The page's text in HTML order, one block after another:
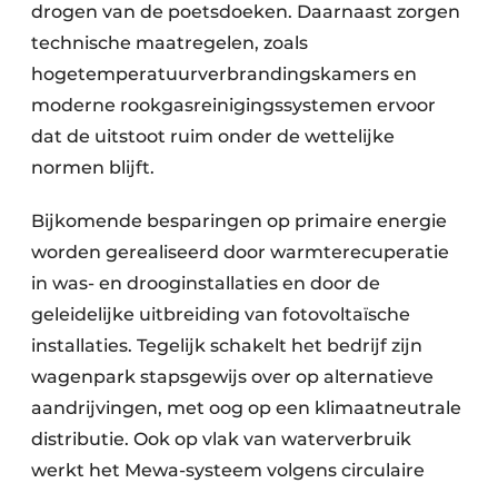
drogen van de poetsdoeken. Daarnaast zorgen
technische maatregelen, zoals
hogetemperatuurverbrandingskamers en
moderne rookgasreinigingssystemen ervoor
dat de uitstoot ruim onder de wettelijke
normen blijft.
Bijkomende besparingen op primaire energie
worden gerealiseerd door warmterecuperatie
in was- en drooginstallaties en door de
geleidelijke uitbreiding van fotovoltaïsche
installaties. Tegelijk schakelt het bedrijf zijn
wagenpark stapsgewijs over op alternatieve
aandrijvingen, met oog op een klimaatneutrale
distributie. Ook op vlak van waterverbruik
werkt het Mewa-systeem volgens circulaire